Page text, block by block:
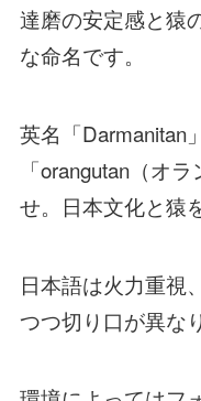
達磨の安定感と猿
な命名です。
英名「Darmanitan
「orangutan（オ
せ。日本文化と猿
日本語は火力重視
つつ切り口が異な